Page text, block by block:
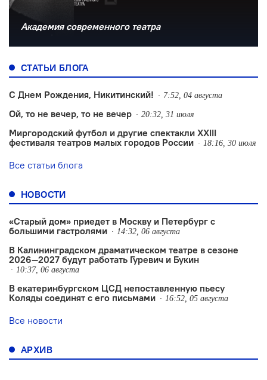
Академия современного театра
СТАТЬИ БЛОГА
С Днем Рождения, Никитинский! 7:52, 04 августа
Ой, то не вечер, то не вечер 20:32, 31 июля
Миргородский футбол и другие спектакли XXIII
фестиваля театров малых городов России
18:16, 30 июля
Все статьи блога
НОВОСТИ
«Старый дом» приедет в Москву и Петербург с
большими гастролями
14:32, 06 августа
В Калининградском драматическом театре в сезоне
2026—2027 будут работать Гуревич и Букин
10:37, 06 августа
В екатеринбургском ЦСД непоставленную пьесу
Коляды соединят с его письмами
16:52, 05 августа
Все новости
АРХИВ